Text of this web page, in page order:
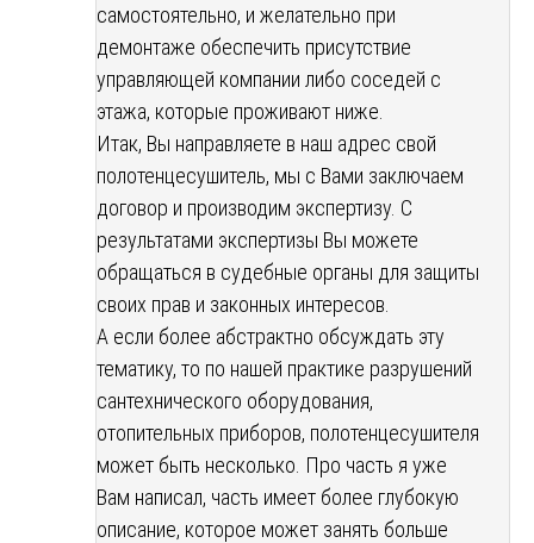
самостоятельно, и желательно при
демонтаже обеспечить присутствие
управляющей компании либо соседей с
этажа, которые проживают ниже.
Итак, Вы направляете в наш адрес свой
полотенцесушитель, мы с Вами заключаем
договор и производим экспертизу. С
результатами экспертизы Вы можете
обращаться в судебные органы для защиты
своих прав и законных интересов.
А если более абстрактно обсуждать эту
тематику, то по нашей практике разрушений
сантехнического оборудования,
отопительных приборов, полотенцесушителя
может быть несколько. Про часть я уже
Вам написал, часть имеет более глубокую
описание, которое может занять больше